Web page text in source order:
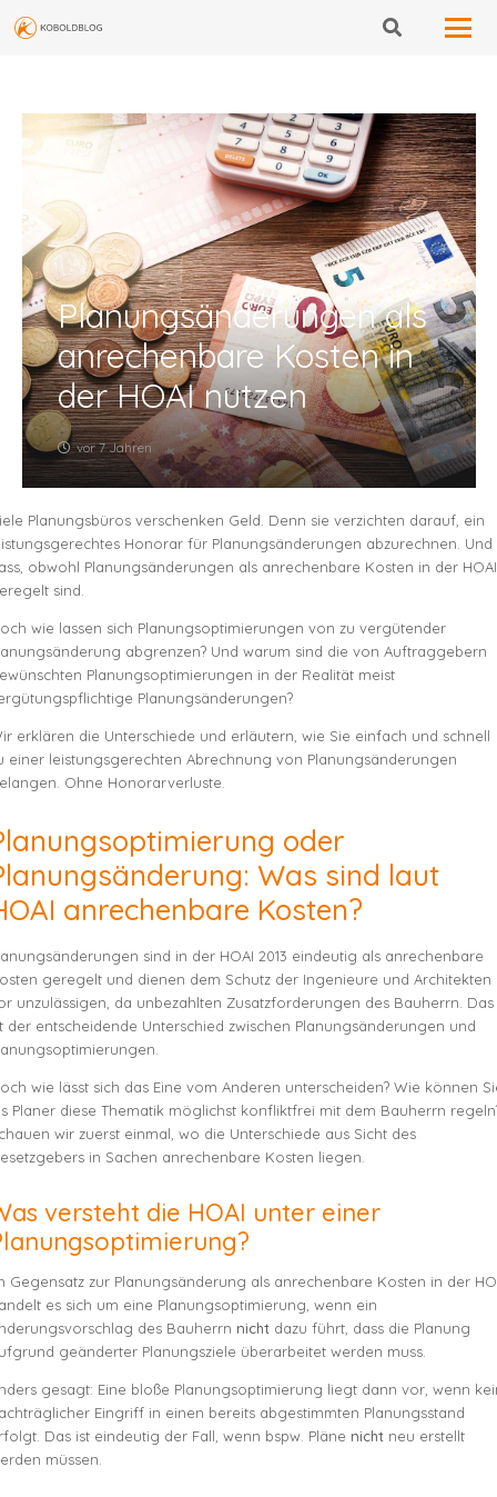
Planungsänderungen als
anrechenbare Kosten in
der HOAI nutzen
vor 7 Jahren
Planungsbüros verschenken Geld. Denn sie verzichten darauf, ein
Honorar für Planungsänderungen abzurechnen. Und
obwohl Planungsänderungen als anrechenbare Kosten in der HOAI
sind.
wie lassen sich Planungsoptimierungen von zu vergütender
abgrenzen? Und warum sind die von Auftraggebern
Planungsoptimierungen in der Realität meist
Planungsänderungen?
erklären die Unterschiede und erläutern, wie Sie einfach und schnell
einer leistungsgerechten Abrechnung von Planungsänderungen
Ohne Honorarverluste.
oder
Was sind laut
anrechenbare Kosten?
sind in der HOAI 2013 eindeutig als anrechenbare
geregelt und dienen dem Schutz der Ingenieure und Architekten
unzulässigen, da unbezahlten Zusatzforderungen des Bauherrn. Das
der entscheidende Unterschied zwischen Planungsänderungen und
wie lässt sich das Eine vom Anderen unterscheiden? Wie können
Planer diese Thematik möglichst konfliktfrei mit dem Bauherrn
wir zuerst einmal, wo die Unterschiede aus Sicht des
in Sachen anrechenbare Kosten liegen.
versteht die HOAI unter einer
Gegensatz zur Planungsänderung als anrechenbare Kosten in der
es sich um eine Planungsoptimierung, wenn ein
des Bauherrn nicht dazu führt, dass die Planung
geänderter Planungsziele überarbeitet werden muss.
gesagt: Eine bloße Planungsoptimierung liegt dann vor, wenn
Eingriff in einen bereits abgestimmten Planungsstand
Das ist eindeutig der Fall, wenn bspw. Pläne nicht neu erstellt
müssen.